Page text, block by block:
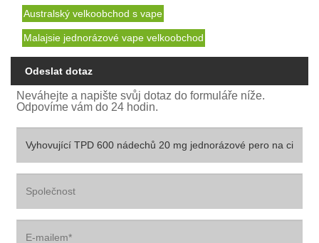
Australský velkoobchod s vape
Malajsie jednorázové vape velkoobchod
Odeslat dotaz
Neváhejte a napište svůj dotaz do formuláře níže.
Odpovíme vám do 24 hodin.